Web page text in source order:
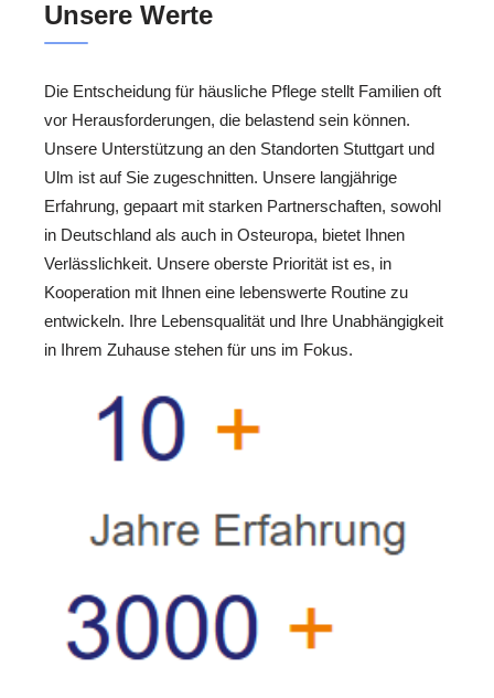
Unsere Werte
Die Entscheidung für häusliche Pflege stellt Familien oft
vor Herausforderungen, die belastend sein können.
Unsere Unterstützung an den Standorten Stuttgart und
Ulm ist auf Sie zugeschnitten. Unsere langjährige
Erfahrung, gepaart mit starken Partnerschaften, sowohl
in Deutschland als auch in Osteuropa, bietet Ihnen
Verlässlichkeit. Unsere oberste Priorität ist es, in
Kooperation mit Ihnen eine lebenswerte Routine zu
entwickeln. Ihre Lebensqualität und Ihre Unabhängigkeit
in Ihrem Zuhause stehen für uns im Fokus.